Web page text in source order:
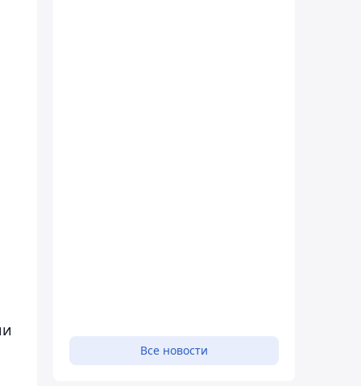
Все новости